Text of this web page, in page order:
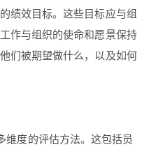
绩效目标。这些目标应与组
作与组织的使命和愿景保持
们被期望做什么，以及如何
维度的评估方法。这包括员